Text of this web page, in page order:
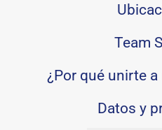
Team
¿Por qué unirte
Datos y